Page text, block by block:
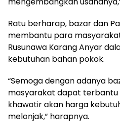
Ratu berharap, bazar dan
membantu para
Rusunawa Karang Anyar
kebutuhan bahan pokok.
“Semoga dengan adanya
masyarakat dapat terbantu
khawatir akan harga
melonjak,” harapnya.